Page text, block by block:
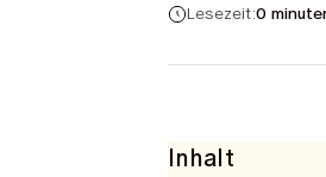
Lesezeit:0
Inhalt